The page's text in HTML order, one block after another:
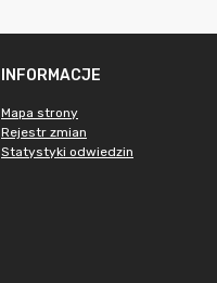
INFORMACJE
Mapa strony
Rejestr zmian
Statystyki odwiedzin